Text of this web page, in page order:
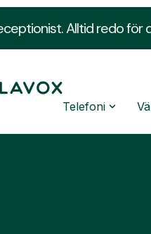
Alltid redo för
Telefoni